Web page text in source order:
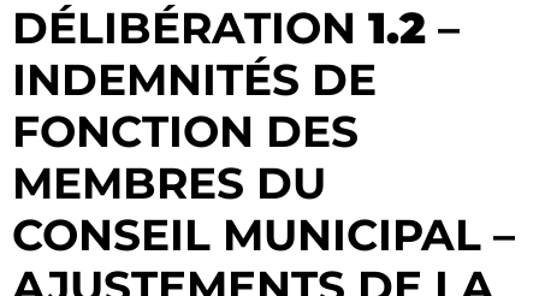
DÉLIBÉRATION 1.2 –
INDEMNITÉS DE
FONCTION DES
MEMBRES DU
CONSEIL MUNICIPAL –